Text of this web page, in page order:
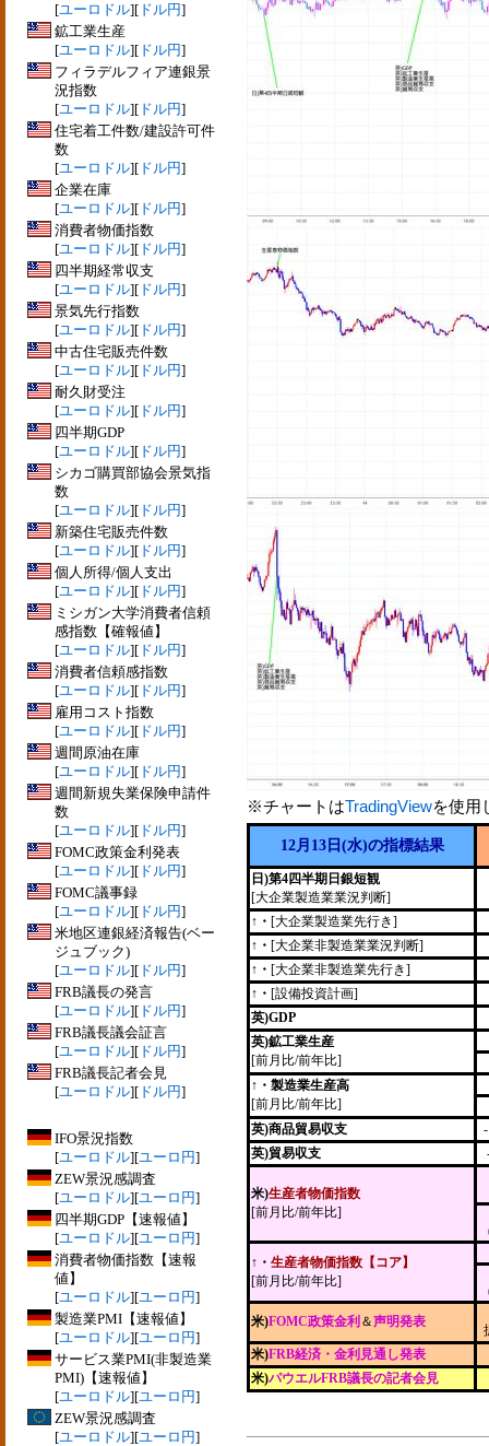
[ユーロドル][ ドル円]
鉱工業生産
[ユーロドル][ ドル円]
フィラデルフィア連銀景
況指数
[ユーロドル][ ドル円]
住宅着工件数/建設許可件
数
[ユーロドル][ ドル円]
企業在庫
[ユーロドル][ ドル円]
消費者物価指数
[ユーロドル][ ドル円]
四半期経常収支
[ユーロドル][ ドル円]
景気先行指数
[ユーロドル][ ドル円]
中古住宅販売件数
[ユーロドル][ ドル円]
耐久財受注
[ユーロドル][ ドル円]
四半期GDP
[ユーロドル][ ドル円]
シカゴ購買部協会景気指
数
[ユーロドル][ ドル円]
新築住宅販売件数
[ユーロドル][ ドル円]
個人所得/個人支出
[ユーロドル][ ドル円]
ミシガン大学消費者信頼
感指数【確報値】
[ユーロドル][ ドル円]
消費者信頼感指数
[ユーロドル][ ドル円]
雇用コスト指数
[ユーロドル][ ドル円]
週間原油在庫
[ユーロドル][ ドル円]
週間新規失業保険申請件
数
[ユーロドル][ ドル円]
FOMC政策金利発表
[ユーロドル][ ドル円]
FOMC議事録
[ユーロドル][ ドル円]
米地区連銀経済報告(ベー
ジュブック)
[ユーロドル][ ドル円]
FRB議長の発言
[ユーロドル][ ドル円]
FRB議長議会証言
[ユーロドル][ ドル円]
FRB議長記者会見
[ユーロドル][ ドル円]
IFO景況指数
[ユーロドル][ユーロ円]
ZEW景況感調査
[ユーロドル][ユーロ円]
四半期GDP【速報値】
[ユーロドル][ユーロ円]
消費者物価指数【速報
値】
[ユーロドル][ユーロ円]
製造業PMI【速報値】
[ユーロドル][ユーロ円]
サービス業PMI(非製造業
PMI)【速報値】
[ユーロドル][ユーロ円]
ZEW景況感調査
[ユーロドル][ユーロ円]
※チャートはTradingViewを使用
12月13日(水)の指標結果
日)第4四半期日銀短観
[大企業製造業業況判断]
↑・ [大企業製造業先行き]
↑・ [大企業非製造業業況判断]
↑・ [大企業非製造業先行き]
↑・ [設備投資計画]
英)GDP
英)鉱工業生産
[前月比/前年比]
↑・製造業生産高
[前月比/前年比]
英)商品貿易収支
英)貿易収支
米)生産者物価指数
[前月比/前年比]
↑・ 生産者物価指数【コア】
[前月比/前年比]
米)FOMC政策金利 ＆声明発表
米)FRB経済・金利見通し発表
米)パウエルFRB議長の記者会見